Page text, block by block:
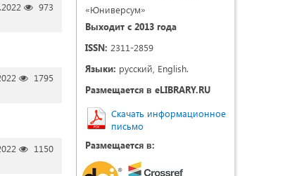
973
1795
1150
«Юниверсум»
Выходит с 2013 года
ISSN: 2311-2859
Языки: русский, English.
Размещается в eLIBRARY.RU
Скачать информационное
письмо
Размещается в: